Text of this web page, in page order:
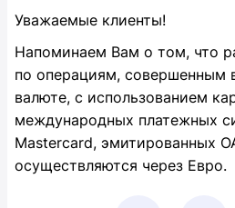
Уважаемые клиенты!
Напоминаем Вам о том, что
по операциям, совершенным
валюте, с использованием
международных платежных
Mastercard, эмитированных
осуществляются через Евро.